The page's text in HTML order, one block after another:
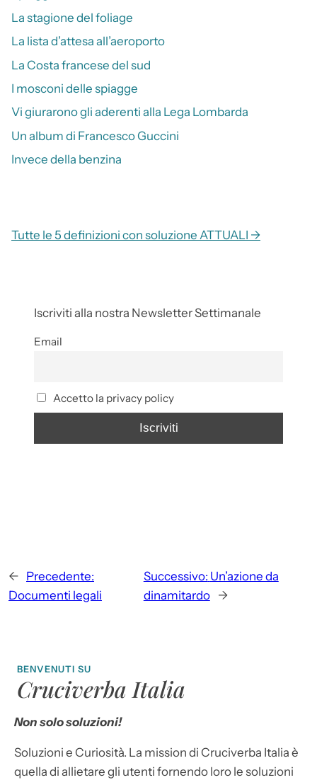
La stagione del foliage
La lista d’attesa all’aeroporto
La Costa francese del sud
I mosconi delle spiagge
Vi giurarono gli aderenti alla Lega Lombarda
Un album di Francesco Guccini
Invece della benzina
Tutte le 5 definizioni con soluzione ATTUALI →
Iscriviti alla nostra Newsletter Settimanale
Email
Accetto la privacy policy
← Precedente:
Documenti legali
Successivo: Un’azione da
dinamitardo
→
BENVENUTI SU
Cruciverba Italia
Non solo soluzioni!
Soluzioni e Curiosità. La mission di Cruciverba Italia è
quella di allietare gli utenti fornendo loro le soluzioni